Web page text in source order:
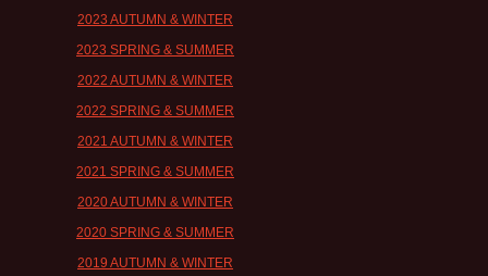
2023 AUTUMN & WINTER
2023 SPRING & SUMMER
2022 AUTUMN & WINTER
2022 SPRING & SUMMER
2021 AUTUMN & WINTER
2021 SPRING & SUMMER
2020 AUTUMN & WINTER
2020 SPRING & SUMMER
2019 AUTUMN & WINTER